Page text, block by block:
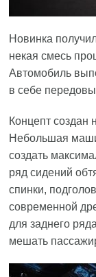
Новинка
некая смесь
Автомобиль
в себе
Концепт
Небольшая
создать
ряд сидений
спинки,
современной
для заднего
мешать